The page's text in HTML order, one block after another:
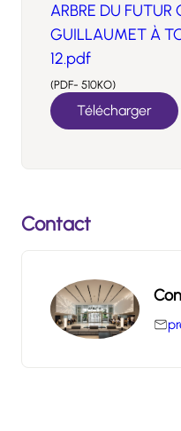
ARBRE DU FUTUR
GUILLAUMET À
12.pdf
(PDF- 510KO)
Télécharger
Contact